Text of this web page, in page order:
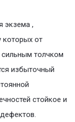
экзема ,
которых от
толчком
избыточный
стойкое и